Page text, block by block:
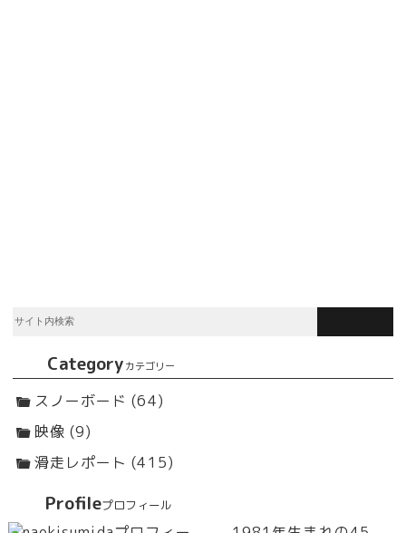
Categoryカテゴリー
スノーボード (64)
映像 (9)
滑走レポート (415)
Profileプロフィール